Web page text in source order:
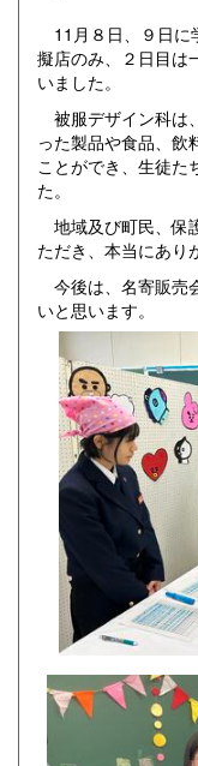
11月８日、９日に
擬店のみ、２日目は
いました。
被服デザイン科は
った製品や食品、飲
ことができ、生徒た
た。
地域及び町民、保
ただき、本当にあり
今後は、名寄販売
いと思います。